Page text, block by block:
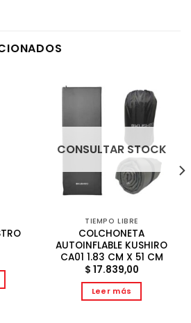
CONSULTAR STOCK
TIEMPO LIBRE
COLCHONETA
AUTOINFLABLE KUSHIRO
CA01 1.83 CM X 51 CM
$ 17.839,00
Leer más